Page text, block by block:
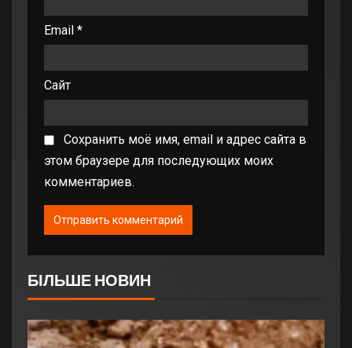
Email *
Сайт
Сохранить моё имя, email и адрес сайта в
этом браузере для последующих моих
комментариев.
БІЛЬШЕ НОВИН